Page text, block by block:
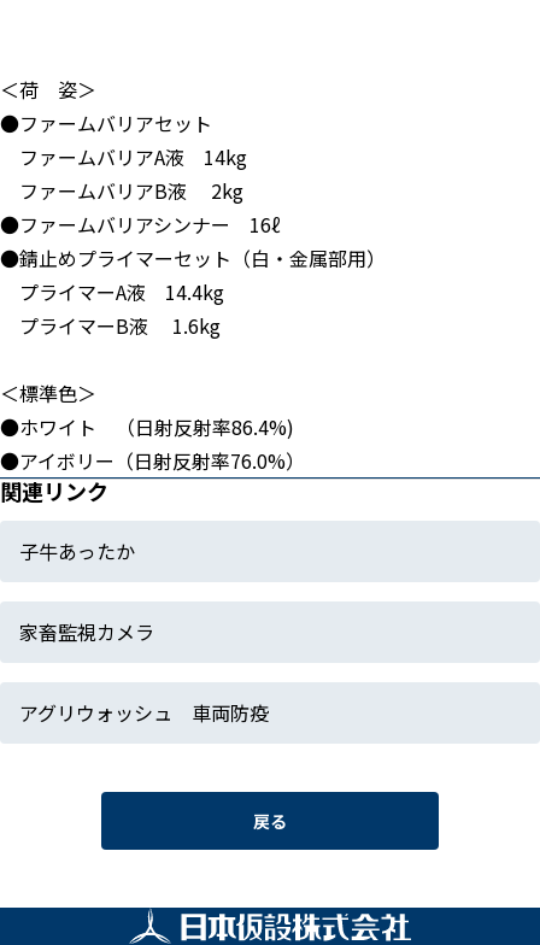
＜荷 姿＞
●ファームバリアセット
ファームバリアA液 14kg
ファームバリアB液 2kg
●ファームバリアシンナー 16ℓ
●錆止めプライマーセット（白・金属部用）
プライマーA液 14.4kg
プライマーB液 1.6kg
＜標準色＞
●ホワイト （日射反射率86.4%)
●アイボリー（日射反射率76.0%）
関連リンク
子牛あったか
家畜監視カメラ
アグリウォッシュ 車両防疫
戻る